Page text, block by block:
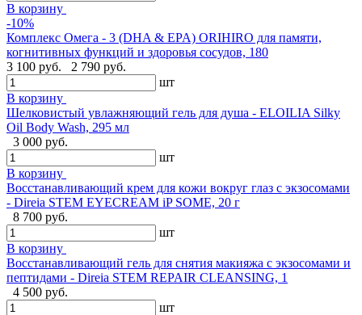
В корзину
-10%
Комплекс Омега - 3 (DHA & EPA) ORIHIRO для памяти,
когнитивных функций и здоровья сосудов, 180
3 100 руб.
2 790 руб.
шт
В корзину
Шелковистый увлажняющий гель для душа - ELOILIA Silky
Oil Body Wash, 295 мл
3 000 руб.
шт
В корзину
Восстанавливающий крем для кожи вокруг глаз с экзосомами
- Direia STEM EYECREAM iP SOME, 20 г
8 700 руб.
шт
В корзину
Восстанавливающий гель для снятия макияжа с экзосомами и
пептидами - Direia STEM REPAIR CLEANSING, 1
4 500 руб.
шт